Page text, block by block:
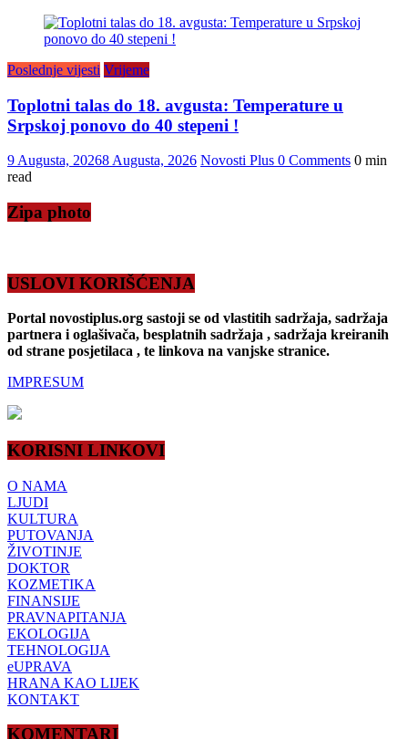
Poslednje vijesti Vrijeme
Toplotni talas do 18. avgusta: Temperature u
Srpskoj ponovo do 40 stepeni !
9 Augusta, 20268 Augusta, 2026 Novosti Plus 0 Comments 0 min
read
Zipa photo
USLOVI KORIŠĆENJA
Portal novostiplus.org sastoji se od vlastitih sadržaja, sadržaja
partnera i oglašivača, besplatnih sadržaja , sadržaja kreiranih
od strane posjetilaca , te linkova na vanjske stranice.
IMPRESUM
KORISNI LINKOVI
O NAMA
LJUDI
KULTURA
PUTOVANJA
ŽIVOTINJE
DOKTOR
KOZMETIKA
FINANSIJE
PRAVNAPITANJA
EKOLOGIJA
TEHNOLOGIJA
eUPRAVA
HRANA KAO LIJEK
KONTAKT
KOMENTARI